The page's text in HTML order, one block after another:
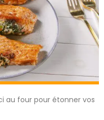
au four pour étonner vos